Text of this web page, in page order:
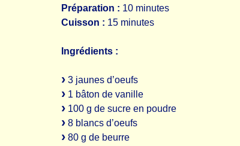
Préparation : 10 minutes
Cuisson : 15 minutes
Ingrédients :
3 jaunes d’oeufs
1 bâton de vanille
100 g de sucre en poudre
8 blancs d’oeufs
80 g de beurre